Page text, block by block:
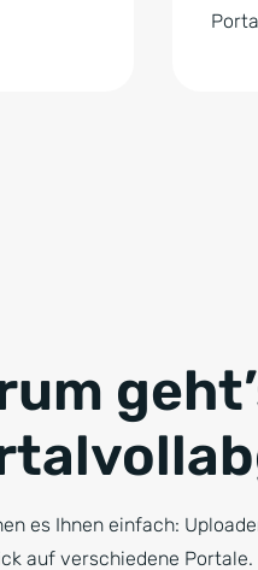
es Ihnen einfach:
auf verschiedene